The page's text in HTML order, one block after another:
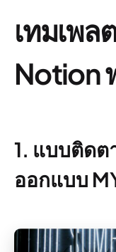
เทมเพ
Notion
1. แบบติดต
ออกแบบ